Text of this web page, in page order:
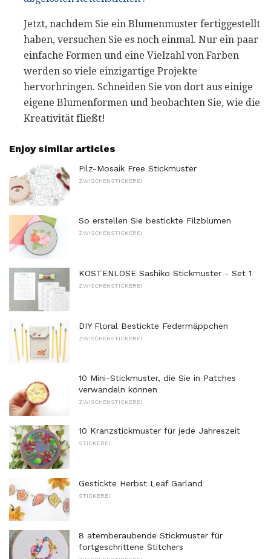
Jetzt, nachdem Sie ein Blumenmuster fertiggestellt
haben, versuchen Sie es noch einmal. Nur ein paar
einfache Formen und eine Vielzahl von Farben
werden so viele einzigartige Projekte
hervorbringen. Schneiden Sie von dort aus einige
eigene Blumenformen und beobachten Sie, wie die
Kreativität fließt!
Enjoy similar articles
Pilz-Mosaik Free Stickmuster
ZWISCHENSTICKEREI
So erstellen Sie bestickte Filzblumen
ZWISCHENSTICKEREI
KOSTENLOSE Sashiko Stickmuster - Set 1
ZWISCHENSTICKEREI
DIY Floral Bestickte Federmäppchen
ZWISCHENSTICKEREI
10 Mini-Stickmuster, die Sie in Patches
verwandeln können
ZWISCHENSTICKEREI
10 Kranzstickmuster für jede Jahreszeit
STICKEREI
Gestickte Herbst Leaf Garland
STICKEREI
8 atemberaubende Stickmuster für
fortgeschrittene Stitchers